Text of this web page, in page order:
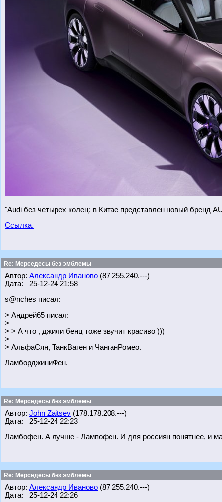
"Audi без четырех колец: в Китае представлен новый бренд
Ссылка.
Re: Мерседесы без эмблемы
Автор: Александр Иваново (87.255.240.---)
Дата: 25-12-24 21:58
s@nches писал:
> Андрей65 писал:
>
> > А что , джили бенц тоже звучит красиво )))
>
> АльфаСян, ТанкВаген и ЧанганРомео.
ЛамборджиниФен.
Re: Мерседесы без эмблемы
Автор: John Zaitsev (178.178.208.---)
Дата: 25-12-24 22:23
Ламбофен. А лучше - Лампофен. И для россиян понятнее, и
Re: Мерседесы без эмблемы
Автор: Александр Иваново (87.255.240.---)
Дата: 25-12-24 22:26